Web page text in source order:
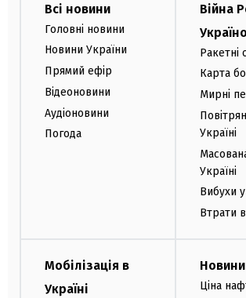
Всі новини
Головні новини
Новини України
Прямий ефір
Відеоновини
Аудіоновини
Погода
Війна
Ракетні
Карта
Мирні
Україні
Україні
Вибухи у
Втрати
Мобілізація в
Україні
Ціна